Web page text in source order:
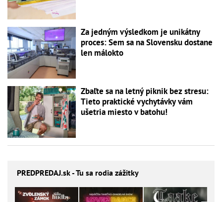
Za jedným výsledkom je unikátny
proces: Sem sa na Slovensku dostane
len málokto
Zbaľte sa na letný piknik bez stresu:
Tieto praktické vychytávky vám
ušetria miesto v batohu!
PREDPREDAJ.sk - Tu sa rodia zážitky